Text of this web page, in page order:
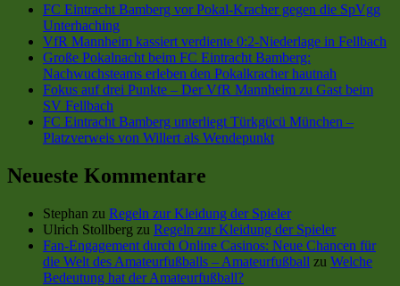
FC Eintracht Bamberg vor Pokal-Kracher gegen die SpVgg
Unterhaching
VfR Mannheim kassiert verdiente 0:2-Niederlage in Fellbach
Große Pokalnacht beim FC Eintracht Bamberg:
Nachwuchsteams erleben den Pokalkracher hautnah
Fokus auf drei Punkte – Der VfR Mannheim zu Gast beim
SV Fellbach
FC Eintracht Bamberg unterliegt Türkgücü München –
Platzverweis von Willert als Wendepunkt
Neueste Kommentare
Stephan zu Regeln zur Kleidung der Spieler
Ulrich Stollberg zu Regeln zur Kleidung der Spieler
Fan-Engagement durch Online Casinos: Neue Chancen für
die Welt des Amateurfußballs – Amateurfußball zu Welche
Bedeutung hat der Amateurfußball?